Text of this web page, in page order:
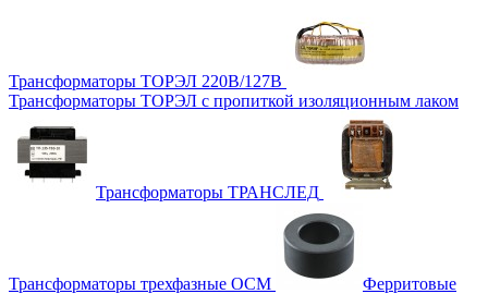
Трансформаторы ТОРЭЛ 220В/127В
Трансформаторы ТОРЭЛ с пропиткой изоляционным лаком
Трансформаторы ТРАНСЛЕД
Трансформаторы трехфазные ОСМ
Ферритовые